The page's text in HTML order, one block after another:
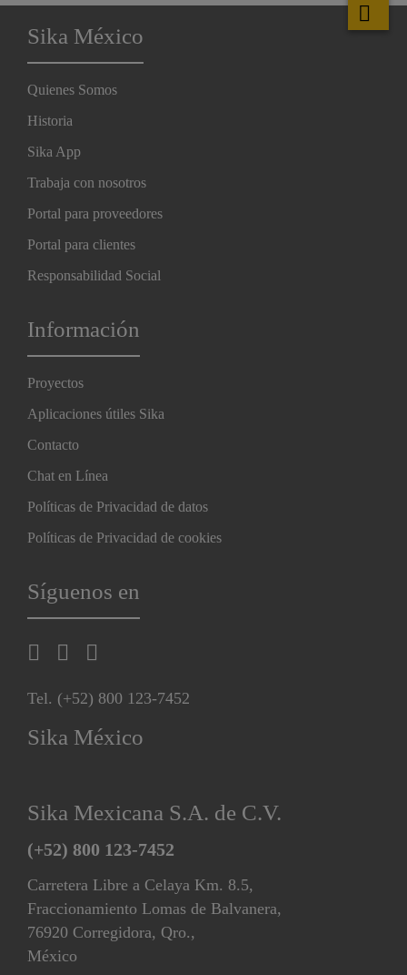
Sika México
Quienes Somos
Historia
Sika App
Trabaja con nosotros
Portal para proveedores
Portal para clientes
Responsabilidad Social
Información
Proyectos
Aplicaciones útiles Sika
Contacto
Chat en Línea
Políticas de Privacidad de datos
Políticas de Privacidad de cookies
Síguenos en
Tel. (+52) 800 123-7452
Sika México
Sika Mexicana S.A. de C.V.
(+52) 800 123-7452
Carretera Libre a Celaya Km. 8.5,
Fraccionamiento Lomas de Balvanera,
76920 Corregidora, Qro.,
México